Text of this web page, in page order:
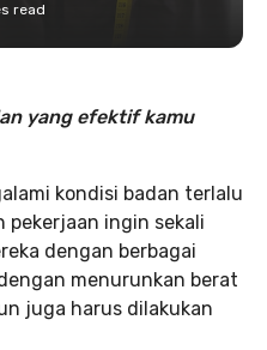
read
yang efektif kamu
kondisi badan terlalu
ingin sekali
dengan berbagai
menurunkan berat
juga harus dilakukan